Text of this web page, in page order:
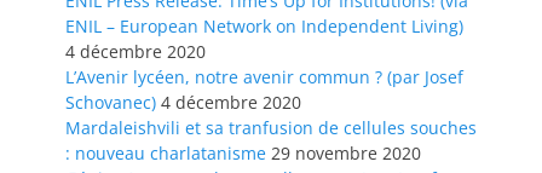
ENIL – European Network on Independent Living)
4 décembre 2020
L’Avenir lycéen, notre avenir commun ? (par Josef
Schovanec) 4 décembre 2020
Mardaleishvili et sa tranfusion de cellules souches
: nouveau charlatanisme 29 novembre 2020